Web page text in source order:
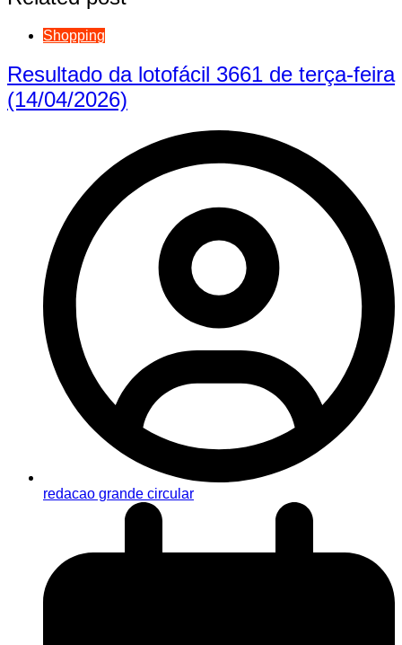
Shopping
Resultado da lotofácil 3661 de terça-feira
(14/04/2026)
redacao grande circular